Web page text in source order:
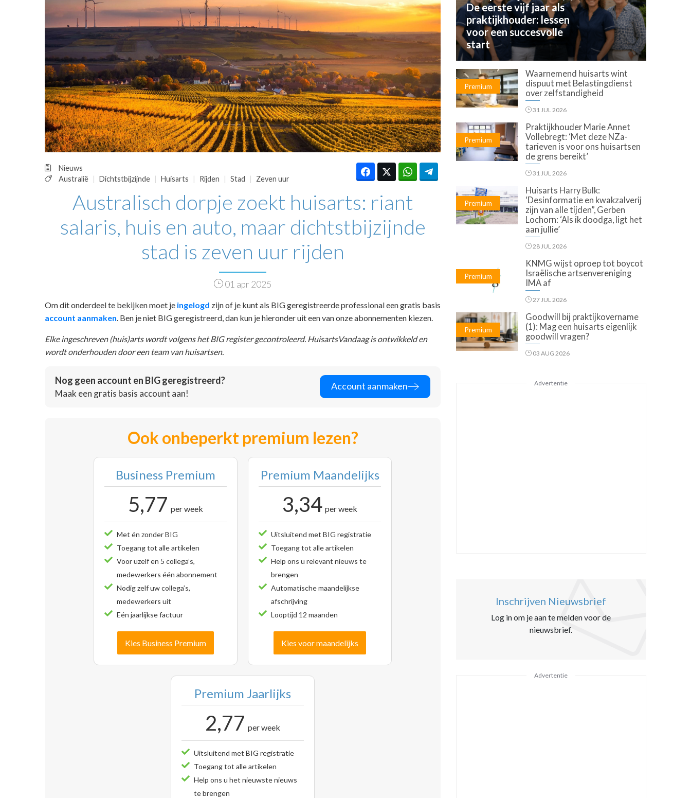
OPINIE
HUISARTSENPOST
PRAKTIJKZAKEN
TARIEVEN
VPHUISARTSEN
MEDISCHE VAKHANDEL
INLOGGEN
REGISTRATIE
Nieuws
Australië
Dichtstbijzijnde Huisarts Rijden Stad Zeven uur
Australisch dorpje zoekt huisarts: riant
salaris, huis en auto, maar dichtstbijzijnde
stad is zeven uur rijden
01 apr 2025
Om dit onderdeel te bekijken moet je ingelogd zijn of je kunt als BIG geregistreerde professional een gratis basis
account aanmaken . Ben je niet BIG geregistreerd, dan kun je hieronder uit een van onze abonnementen kiezen.
Elke ingeschreven (huis)arts wordt volgens het BIG register gecontroleerd. HuisartsVandaag is ontwikkeld en
wordt onderhouden door een team van huisartsen.
Nog geen account en BIG geregistreerd?
Maak een gratis basis account aan!
Account aanmaken
Ook onbeperkt premium lezen?
Business Premium
5,77 per week
Met én zonder BIG
Toegang tot alle artikelen
Voor uzelf en 5 collega’s,
medewerkers één abonnement
Nodig zelf uw collega’s,
medewerkers uit
Eén jaarlijkse factuur
Kies Business Premium
Premium Maandelijks
3,34 per week
Uitsluitend met BIG registratie
Toegang tot alle artikelen
Help ons u relevant nieuws te
brengen
Automatische maandelijkse
afschrijving
Looptijd 12 maanden
Kies voor maandelijks
Premium Jaarlijks
2,77 per week
Uitsluitend met BIG registratie
Toegang tot alle artikelen
Help ons u het nieuwste nieuws
te brengen
De eerste vijf jaar als
praktijkhouder: lessen
voor een succesvolle
start
Premium
Waarnemend huisarts wint
dispuut met Belastingdienst
over zelfstandigheid
31 JUL 2026
Premium
Praktijkhouder Marie Annet
Vollebregt: ‘Met deze NZa-
tarieven is voor ons huisartsen
de grens bereikt’
31 JUL 2026
Premium
Huisarts Harry Bulk:
‘Desinformatie en kwakzalverij
zijn van alle tijden”, Gerben
Lochorn: ‘Als ik doodga, ligt het
aan jullie’
28 JUL 2026
Premium
KNMG wijst oproep tot boycot
Israëlische artsenvereniging
IMA af
27 JUL 2026
Premium
Goodwill bij praktijkovername
(1): Mag een huisarts eigenlijk
goodwill vragen?
03 AUG 2026
Advertentie
Inschrijven Nieuwsbrief
Log in om je aan te melden voor de
nieuwsbrief.
Advertentie